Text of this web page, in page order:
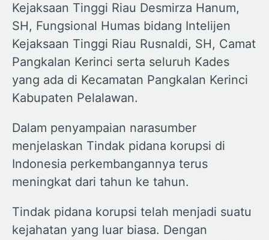
Kejaksaan Tinggi Riau Desmirza Hanum,
SH, Fungsional Humas bidang Intelijen
Kejaksaan Tinggi Riau Rusnaldi, SH, Camat
Pangkalan Kerinci serta seluruh Kades
yang ada di Kecamatan Pangkalan Kerinci
Kabupaten Pelalawan.
Dalam penyampaian narasumber
menjelaskan Tindak pidana korupsi di
Indonesia perkembangannya terus
meningkat dari tahun ke tahun.
Tindak pidana korupsi telah menjadi suatu
kejahatan yang luar biasa. Dengan